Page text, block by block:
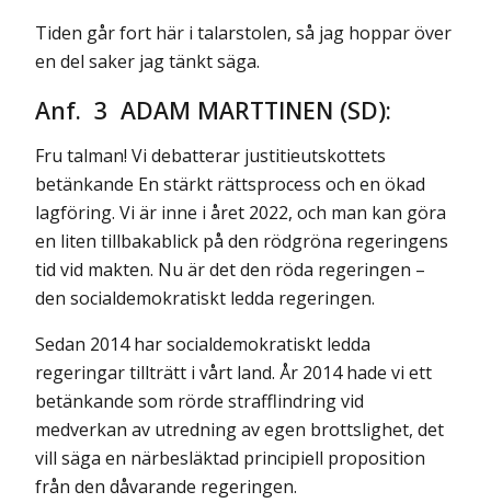
Tiden går fort här i talarstolen, så jag hoppar över
en del saker jag tänkt säga.
Anf. 3 ADAM MARTTINEN (SD):
Fru talman! Vi debatterar justitieutskottets
betänkande En stärkt rättsprocess och en ökad
lagföring. Vi är inne i året 2022, och man kan göra
en liten tillbakablick på den rödgröna regeringens
tid vid makten. Nu är det den röda regeringen –
den socialdemokratiskt ledda regeringen.
Sedan 2014 har socialdemokratiskt ledda
regeringar tillträtt i vårt land. År 2014 hade vi ett
betänkande som rörde strafflindring vid
medverkan av utredning av egen brottslighet, det
vill säga en närbesläktad principiell proposition
från den dåvarande regeringen.